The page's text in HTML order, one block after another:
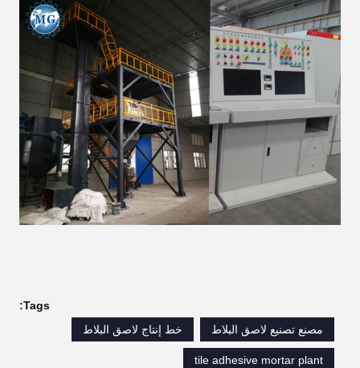
Tags:
مصنع تصنيع لاصق البلاط
خط إنتاج لاصق البلاط
tile adhesive mortar plant